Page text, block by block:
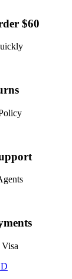
$60